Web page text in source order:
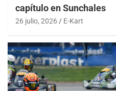
capítulo en Sunchales
26 julio, 2026 E-Kart